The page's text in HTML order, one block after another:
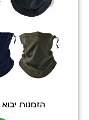
הזמנות